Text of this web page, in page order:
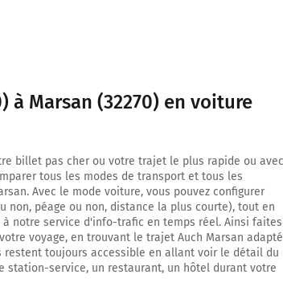
(Avenue de la 1ère Armée Française) et continuer sur
des Grisons et continuer sur 30 mètres
à Marsan (32270) en voiture
billet pas cher ou votre trajet le plus rapide ou avec
tous les modes de transport et tous les
Avec le mode voiture, vous pouvez configurer
non, péage ou non, distance la plus courte), tout en
notre service d'info-trafic en temps réel. Ainsi faites
voyage, en trouvant le trajet Auch Marsan adapté
restent toujours accessible en allant voir le détail du
station-service, un restaurant, un hôtel durant votre